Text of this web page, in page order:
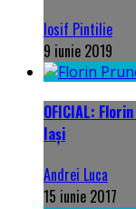
Iosif Pintilie
9 iunie 2019
OFICIAL:
Iași
Andrei Luca
15 iunie 2017